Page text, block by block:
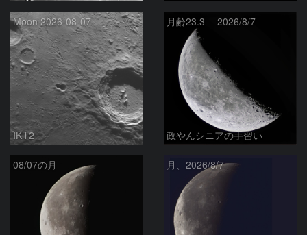
Moon 2026-08-07
IKT2
月齢23.3 2026/8/7
政やんシニアの手習い
08/07の月 月、2026/8/7